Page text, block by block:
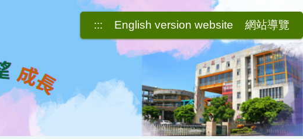
::: English version website 網站導覽